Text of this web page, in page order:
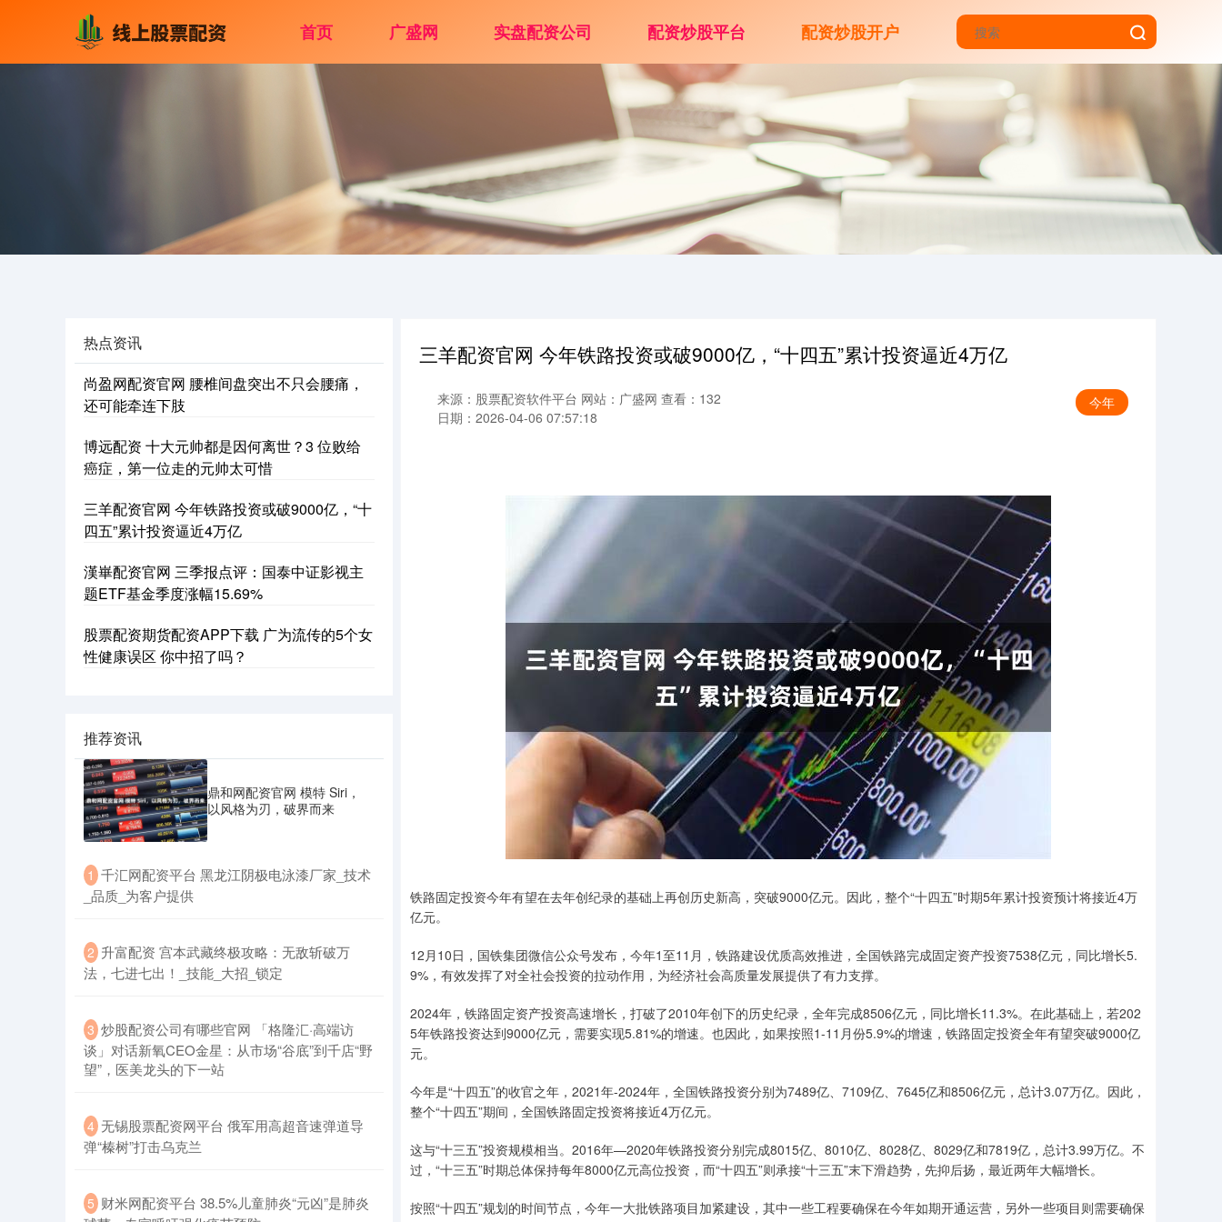
首页 广盛网 实盘配资公司 配资炒股平台 配资炒股开户
三羊配资官网 今年铁路投资或破9000亿，“十四五”累计投资逼近4万亿
今年
来源：股票配资软件平台 网站：广盛网 查看：132
日期：2026-04-06 07:57:18
铁路固定投资今年有望在去年创纪录的基础上再创历史新高，突破9000亿元。因此，整个“十四五”时期5年累计投资预计将接近4万
亿元。
12月10日，国铁集团微信公众号发布，今年1至11月，铁路建设优质高效推进，全国铁路完成固定资产投资7538亿元，同比增长5.
9%，有效发挥了对全社会投资的拉动作用，为经济社会高质量发展提供了有力支撑。
2024年，铁路固定资产投资高速增长，打破了2010年创下的历史纪录，全年完成8506亿元，同比增长11.3%。在此基础上，若202
5年铁路投资达到9000亿元，需要实现5.81%的增速。也因此，如果按照1-11月份5.9%的增速，铁路固定投资全年有望突破9000亿
元。
今年是“十四五”的收官之年，2021年-2024年，全国铁路投资分别为7489亿、7109亿、7645亿和8506亿元，总计3.07万亿。因此，
整个“十四五”期间，全国铁路固定投资将接近4万亿元。
这与“十三五”投资规模相当。2016年—2020年铁路投资分别完成8015亿、8010亿、8028亿、8029亿和7819亿，总计3.99万亿。不
过，“十三五”时期总体保持每年8000亿元高位投资，而“十四五”则承接“十三五”末下滑趋势，先抑后扬，最近两年大幅增长。
按照“十四五”规划的时间节点，今年一大批铁路项目加紧建设，其中一些工程要确保在今年如期开通运营，另外一些项目则需要确保
热点资讯
尚盈网配资官网 腰椎间盘突出不只会腰痛，
还可能牵连下肢
博远配资 十大元帅都是因何离世？3 位败给
癌症，第一位走的元帅太可惜
三羊配资官网 今年铁路投资或破9000亿，“十
四五”累计投资逼近4万亿
漢崋配资官网 三季报点评：国泰中证影视主
题ETF基金季度涨幅15.69%
股票配资期货配资APP下载 广为流传的5个女
性健康误区 你中招了吗？
推荐资讯
鼎和网配资官网 模特 Siri，
以风格为刃，破界而来
1 ​千汇网配资平台 黑龙江阴极电泳漆厂家_技术
_品质_为客户提供
2 ​升富配资 宫本武藏终极攻略：无敌斩破万
法，七进七出！_技能_大招_锁定
3 ​炒股配资公司有哪些官网 「格隆汇·高端访
谈」对话新氧CEO金星：从市场“谷底”到千店“野
望”，医美龙头的下一站
4 ​无锡股票配资网平台 俄军用高超音速弹道导
弹“榛树”打击乌克兰
5 ​财米网配资平台 38.5%儿童肺炎“元凶”是肺炎